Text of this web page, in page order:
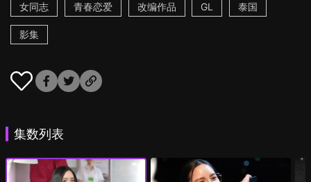
女同志
青春恋爱 改编作品 GL 泰国
影集
集数列表